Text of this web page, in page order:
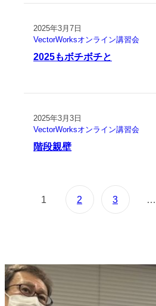
2025年3月7日
VectorWorksオンライン講習会
2025もボチボチと
2025年3月3日
VectorWorksオンライン講習会
階段親壁
1 2 3 …